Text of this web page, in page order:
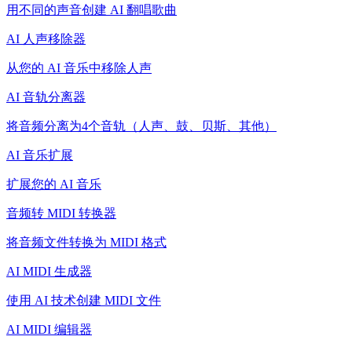
用不同的声音创建 AI 翻唱歌曲
AI 人声移除器
从您的 AI 音乐中移除人声
AI 音轨分离器
将音频分离为4个音轨（人声、鼓、贝斯、其他）
AI 音乐扩展
扩展您的 AI 音乐
音频转 MIDI 转换器
将音频文件转换为 MIDI 格式
AI MIDI 生成器
使用 AI 技术创建 MIDI 文件
AI MIDI 编辑器